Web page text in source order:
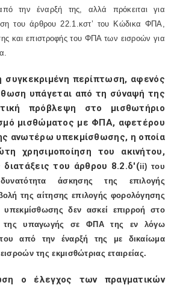
την έναρξή της, αλλά πρόκειται για
του άρθρου 22.1.κστ’ του Κώδικα ΦΠΑ,
και επιστροφής του ΦΠΑ των εισροών για
συγκεκριμένη περίπτωση, αφενός
υπάγεται από τη σύναψή της
πρόβλεψη στο μισθωτήριο
μισθώματος με ΦΠΑ, αφετέρου
ανωτέρω υπεκμίσθωσης, η οποία
χρησιμοποίηση του ακινήτου,
διατάξεις του άρθρου 8.2.δ'(ii) του
άσκησης της επιλογής
της αίτησης επιλογής φορολόγησης
υπεκμίσθωσης δεν ασκεί επιρροή στο
της υπαγωγής σε ΦΠΑ της εν λόγω
από την έναρξή της με δικαίωμα
της εκμισθώτριας εταιρείας.
ο έλεγχος των πραγματικών